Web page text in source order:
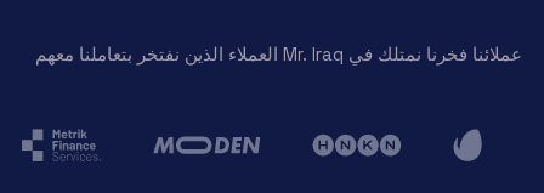
عملائنا فخرنا نمتلك في Mr. Iraq العملاء الذين نفتخر بتعاملنا معهم